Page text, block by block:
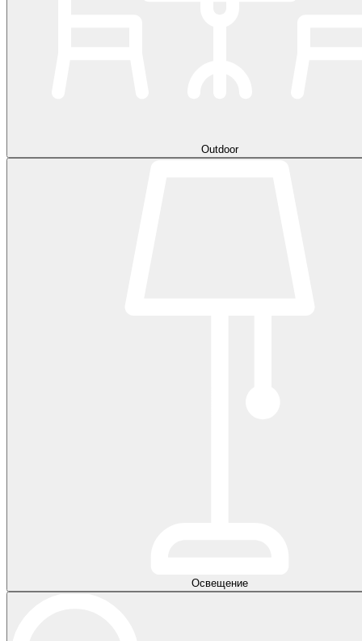
Outdoor
Освещение